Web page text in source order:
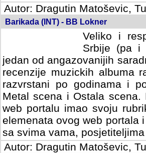
Autor: Dragutin Matoševic,
Barikada (INT) - BB Lokner
Veliko i
Srbije (pa i
jedan od angazovanijih
recenzije muzickih albuma
razvrstani po godinama i po
scena i Ostala scena.
portalu imao svoju
elemenata ovog web portala
sa svima vama,
Autor: Dragutin Matoševic,